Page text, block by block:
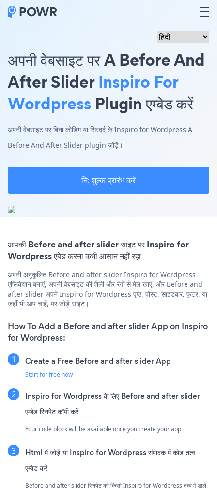
अपनी वेबसाइट पर A Before And
After SliderInspiro For
Wordpress Plugin एम्बेड करें
अपनी वेबसाइट पर बिना कोडिंग या सिरदर्द के Inspiro for Wordpress A
Before And After Slider plugin जोड़ें।
नि: शुल्क प्रारंभ करें
आपकी Before and after slider साइट पर Inspiro for
Wordpress एंबेड करना कभी आसान नहीं रहा
अपनी अनुकूलित Before and after slider Inspiro for Wordpress
एप्लिकेशन बनाएं, अपनी वेबसाइट की शैली और रंगों से मेल खाएं, और Before and
after slider अपने Inspiro for Wordpress पृष्ठ, पोस्ट, साइडबार, फुटर, या
जहाँ भी आप चाहें, पर जोड़ें साइट।
How To Add a Before and after slider App on Inspiro
for Wordpress:
Create a Free Before and after slider App
Start for free now
Inspiro for Wordpress के लिए Before and after slider
एम्बेड स्निपेट कॉपी करें
Your code block will be available once you create your app
Html में जोड़ें या Inspiro for Wordpress संपादक में कोड तत्व
एम्बेड करें
Before and after slider स्निपेट को किसी Inspiro for Wordpress तत्व में डालें